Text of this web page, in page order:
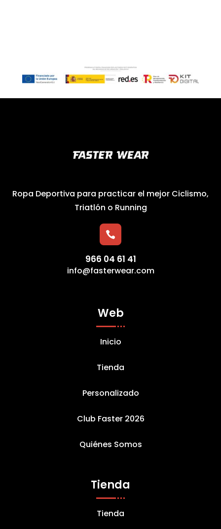
Ropa Deportiva para practicar el mejor Ciclismo,
Triatlón o Running

966 04 61 41
info@fasterwear.com
Web
Inicio
Tienda
Personalizado
Club Faster 2026
Quiénes Somos
Tienda
Tienda